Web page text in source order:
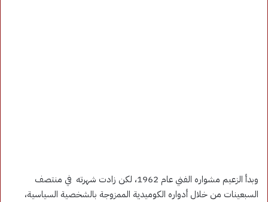
وبدأ الزعيم مشواره الفني عام 1962، لكن زادت شهرته في منتصف
السبعينات من خلال أدواره الكوميدية الممزوجة بالشخصية السياسية،